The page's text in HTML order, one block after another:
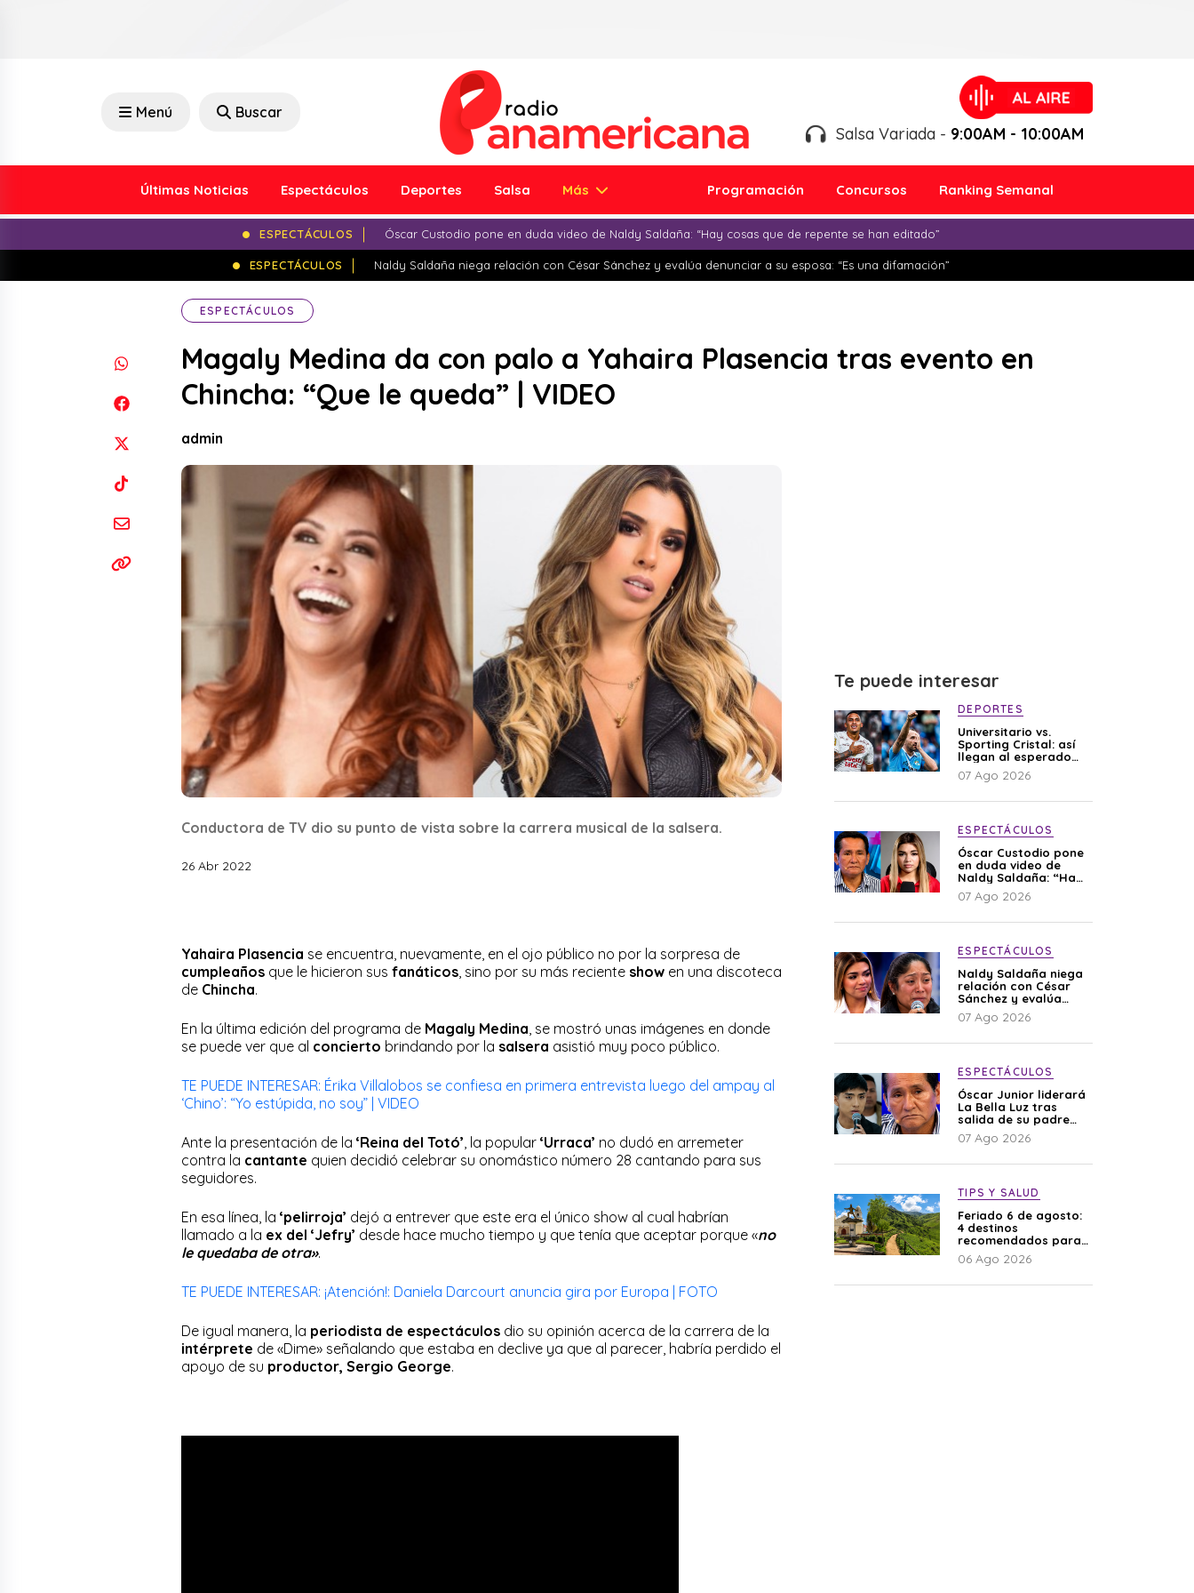
Menú Buscar
Salsa Variada - 9:00AM - 10:00AM
Últimas Noticias Espectáculos Deportes Salsa Más Programación Concursos Ranking Semanal
ESPECTÁCULOS Óscar Custodio pone en duda video de Naldy Saldaña: “Hay cosas que de repente se han editado”
ESPECTÁCULOS Naldy Saldaña niega relación con César Sánchez y evalúa denunciar a su esposa: “Es una difamación”
ESPECTÁCULOS
Magaly Medina da con palo a Yahaira Plasencia tras evento en
Chincha: “Que le queda” | VIDEO
admin
Conductora de TV dio su punto de vista sobre la carrera musical de la salsera.
26 Abr 2022
Yahaira Plasencia se encuentra, nuevamente, en el ojo público no por la sorpresa de
cumpleaños que le hicieron sus fanáticos , sino por su más reciente show en una discoteca
de Chincha.
En la última edición del programa de Magaly Medina , se mostró unas imágenes en donde
se puede ver que al concierto brindando por la salsera asistió muy poco público.
TE PUEDE INTERESAR: Érika Villalobos se confiesa en primera entrevista luego del ampay al
‘Chino’: “Yo estúpida, no soy” | VIDEO
Ante la presentación de la ‘Reina del Totó’ , la popular ‘Urraca’ no dudó en arremeter
contra la cantante quien decidió celebrar su onomástico número 28 cantando para sus
seguidores.
En esa línea, la ‘pelirroja’ dejó a entrever que este era el único show al cual habrían
llamado a la ex del ‘Jefry’ desde hace mucho tiempo y que tenía que aceptar porque «no
le quedaba de otra».
TE PUEDE INTERESAR: ¡Atención!: Daniela Darcourt anuncia gira por Europa | FOTO
De igual manera, la periodista de espectáculos dio su opinión acerca de la carrera de la
intérprete de «Dime» señalando que estaba en declive ya que al parecer, habría perdido el
apoyo de su productor, Sergio George.
Te puede interesar
DEPORTES
Universitario vs.
Sporting Cristal: así
llegan al esperado
duelo
07 Ago 2026
ESPECTÁCULOS
Óscar Custodio pone
en duda video de
Naldy Saldaña: “Hay
cosas que de repente
se han editado”
07 Ago 2026
ESPECTÁCULOS
Naldy Saldaña niega
relación con César
Sánchez y evalúa
denunciar a su
esposa: “Es una
07 Ago 2026
ESPECTÁCULOS
Óscar Junior liderará
La Bella Luz tras
salida de su padre
por polémica con
Naldy Saldaña
07 Ago 2026
TIPS Y SALUD
Feriado 6 de agosto:
4 destinos
recomendados para
disfrutar el descanso
06 Ago 2026